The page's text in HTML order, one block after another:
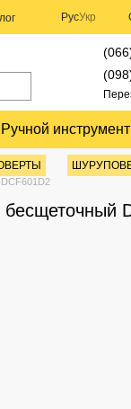
РусУкр
Ручной инструмент